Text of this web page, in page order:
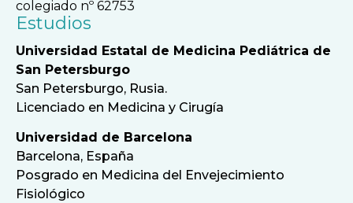
colegiado nº 62753
Estudios
Universidad Estatal de Medicina Pediátrica de
San Petersburgo
San Petersburgo, Rusia.
Licenciado en Medicina y Cirugía
Universidad de Barcelona
Barcelona, España
Posgrado en Medicina del Envejecimiento
Fisiológico